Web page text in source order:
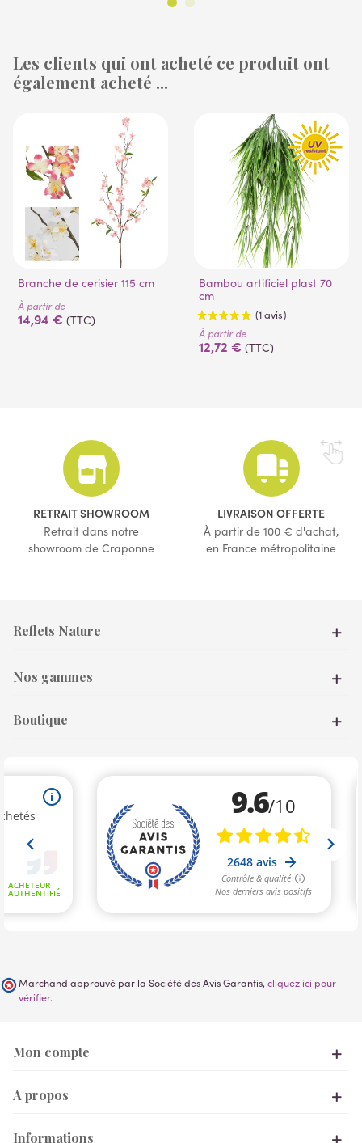
(14 avis)
Les clients qui ont acheté ce produit ont
également acheté ...
Branche de cerisier 115 cm
À partir de
14,94 € (TTC)
Bambou artificiel plast 70
cm
(1 avis)
À partir de
12,72 € (TTC)
RETRAIT SHOWROOM
Retrait dans notre
showroom de Craponne
LIVRAISON OFFERTE
À partir de 100 € d'achat,
en France métropolitaine
Reflets Nature
Nos gammes
Boutique
Marchand approuvé par la Société des Avis Garantis, cliquez ici pour
vérifier.
Mon compte
A propos
Informations